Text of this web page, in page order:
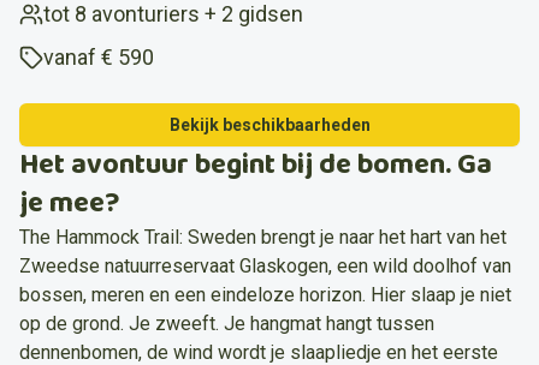
tot 8 avonturiers + 2 gidsen
vanaf € 590
Bekijk beschikbaarheden
Het avontuur begint bij de bomen. Ga
je mee?
The Hammock Trail: Sweden brengt je naar het hart van het
Zweedse natuurreservaat Glaskogen, een wild doolhof van
bossen, meren en een eindeloze horizon. Hier slaap je niet
op de grond. Je zweeft. Je hangmat hangt tussen
dennenbomen, de wind wordt je slaapliedje en het eerste